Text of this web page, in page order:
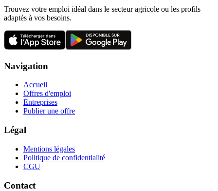
Trouvez votre emploi idéal dans le secteur agricole ou les profils
adaptés à vos besoins.
Navigation
Accueil
Offres d'emploi
Entreprises
Publier une offre
Légal
Mentions légales
Politique de confidentialité
CGU
Contact